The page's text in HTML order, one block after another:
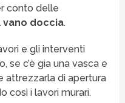
conto delle
vano doccia.
e gli interventi
se c’è gia una vasca e
attrezzarla di apertura
così i lavori murari.